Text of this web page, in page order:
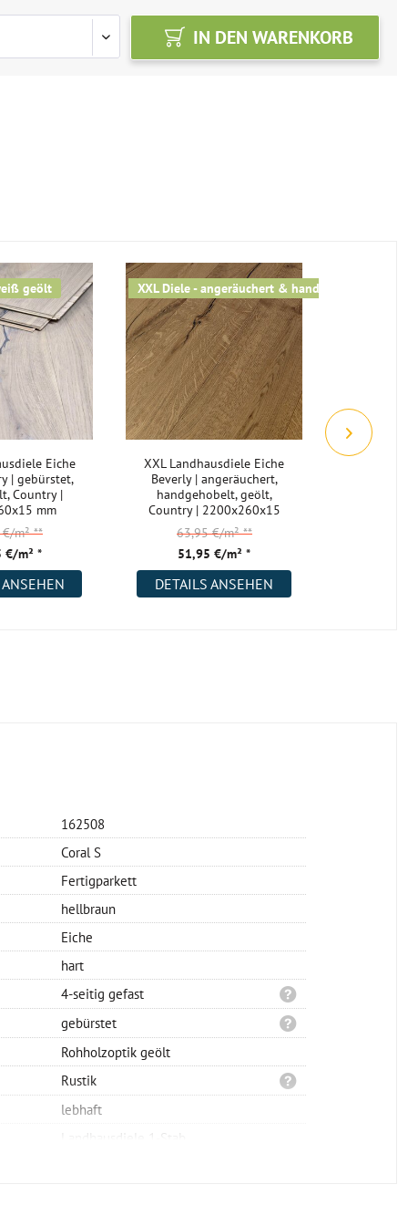
IN DEN WARENKORB
geölt
Eiche
| gebürstet,
Country |
mm
€/m² *
€/m²**
XXL Diele - angeräuchert & handgehobelt
XXL Landhausdiele Eiche
Beverly | angeräuchert,
handgehobelt, geölt,
Country | 2200x260x15
mm
51,95 €/m² *
63,95 €/m²**
DETAILS ANSEHEN
162508
Coral S
Fertigparkett
hellbraun
Eiche
hart
4-seitig gefast
gebürstet
Rohholzoptik geölt
Rustik
lebhaft
Landhausdiele 1-Stab